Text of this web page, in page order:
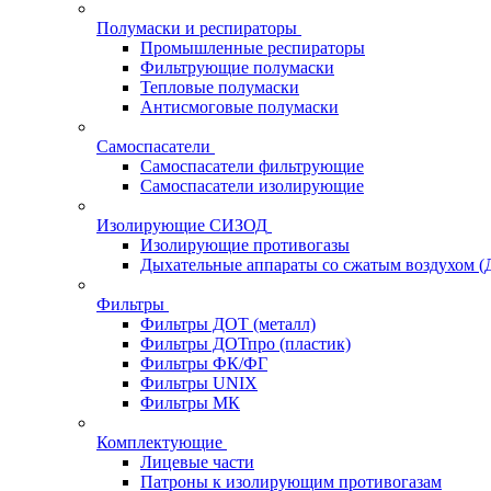
Полумаски и респираторы
Промышленные респираторы
Фильтрующие полумаски
Тепловые полумаски
Антисмоговые полумаски
Самоспасатели
Самоспасатели фильтрующие
Самоспасатели изолирующие
Изолирующие СИЗОД
Изолирующие противогазы
Дыхательные аппараты со сжатым воздухом
Фильтры
Фильтры ДОТ (металл)
Фильтры ДОТпро (пластик)
Фильтры ФК/ФГ
Фильтры UNIX
Фильтры МК
Комплектующие
Лицевые части
Патроны к изолирующим противогазам